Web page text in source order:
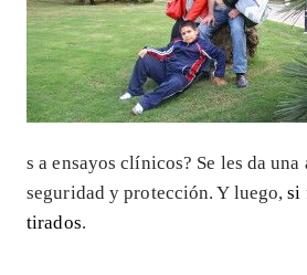
s a ensayos clínicos? Se les da
seguridad y protección. Y luego,si
tirados.